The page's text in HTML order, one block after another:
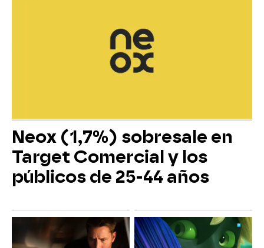
Neox (1,7%) sobresale en
Target Comercial y los
públicos de 25-44 años